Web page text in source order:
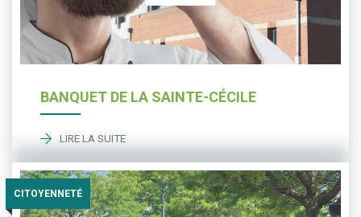
BANQUET DE LA SAINTE-CÉCILE
LIRE LA SUITE
CITOYENNETÉ